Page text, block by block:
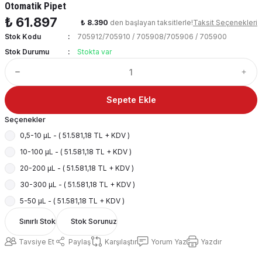
Otomatik Pipet
₺ 61.897 ₺ 8.390 den başlayan taksitlerle!Taksit Seçenekleri
Stok Kodu
705912/705910 / 705908/705906 / 705900
Stok Durumu
Stokta var
Seçenekler
0,5-10 µL - ( 51.581,18 TL + KDV )
10-100 µL - ( 51.581,18 TL + KDV )
20-200 µL - ( 51.581,18 TL + KDV )
30-300 µL - ( 51.581,18 TL + KDV )
5-50 µL - ( 51.581,18 TL + KDV )
Sepete Ekle
Sınırlı Stok Stok Sorunuz
Tavsiye Et Paylaş Karşılaştır Yorum Yaz Yazdır